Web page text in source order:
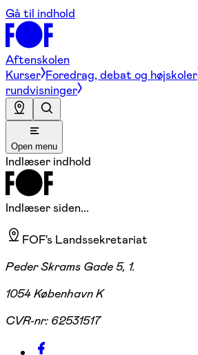
Gå til indhold
Aftenskolen
Kurser Foredrag, debat og højskoler
rundvisninger
Open menu
Indlæser indhold
Indlæser siden...
FOF's Landssekretariat
Peder Skrams Gade 5, 1.
1054 København K
CVR-nr: 62531517